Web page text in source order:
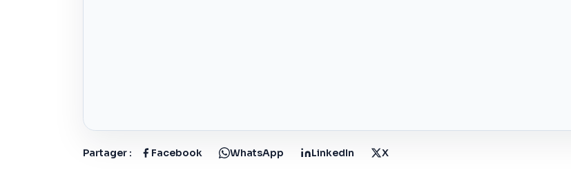
Partager : Facebook WhatsApp LinkedIn X